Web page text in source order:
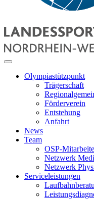
Olympiastützpunkt
Trägerschaft
Förderverein
Entstehung
Anfahrt
News
Team
OSP-
Netzwerk
Netzwerk
Serviceleistungen